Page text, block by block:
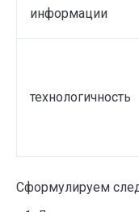
информации
технологичность
Сформулируем